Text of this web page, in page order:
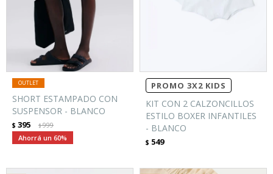
SHORT ESTAMPADO CON
SUSPENSOR - BLANCO
$ 395 $999
60
PROMO 3X2 KIDS
KIT CON 2 CALZONCILLOS
ESTILO BOXER INFANTILES
- BLANCO
$ 549